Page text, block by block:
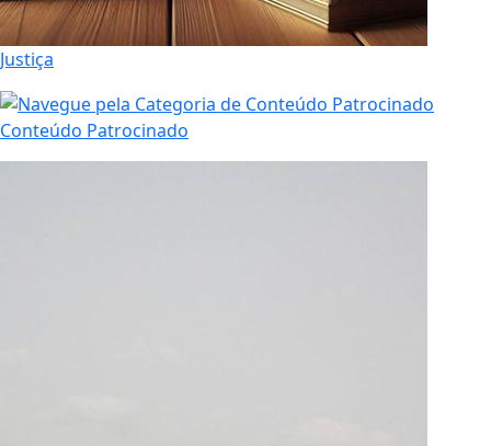
Justiça
Conteúdo Patrocinado